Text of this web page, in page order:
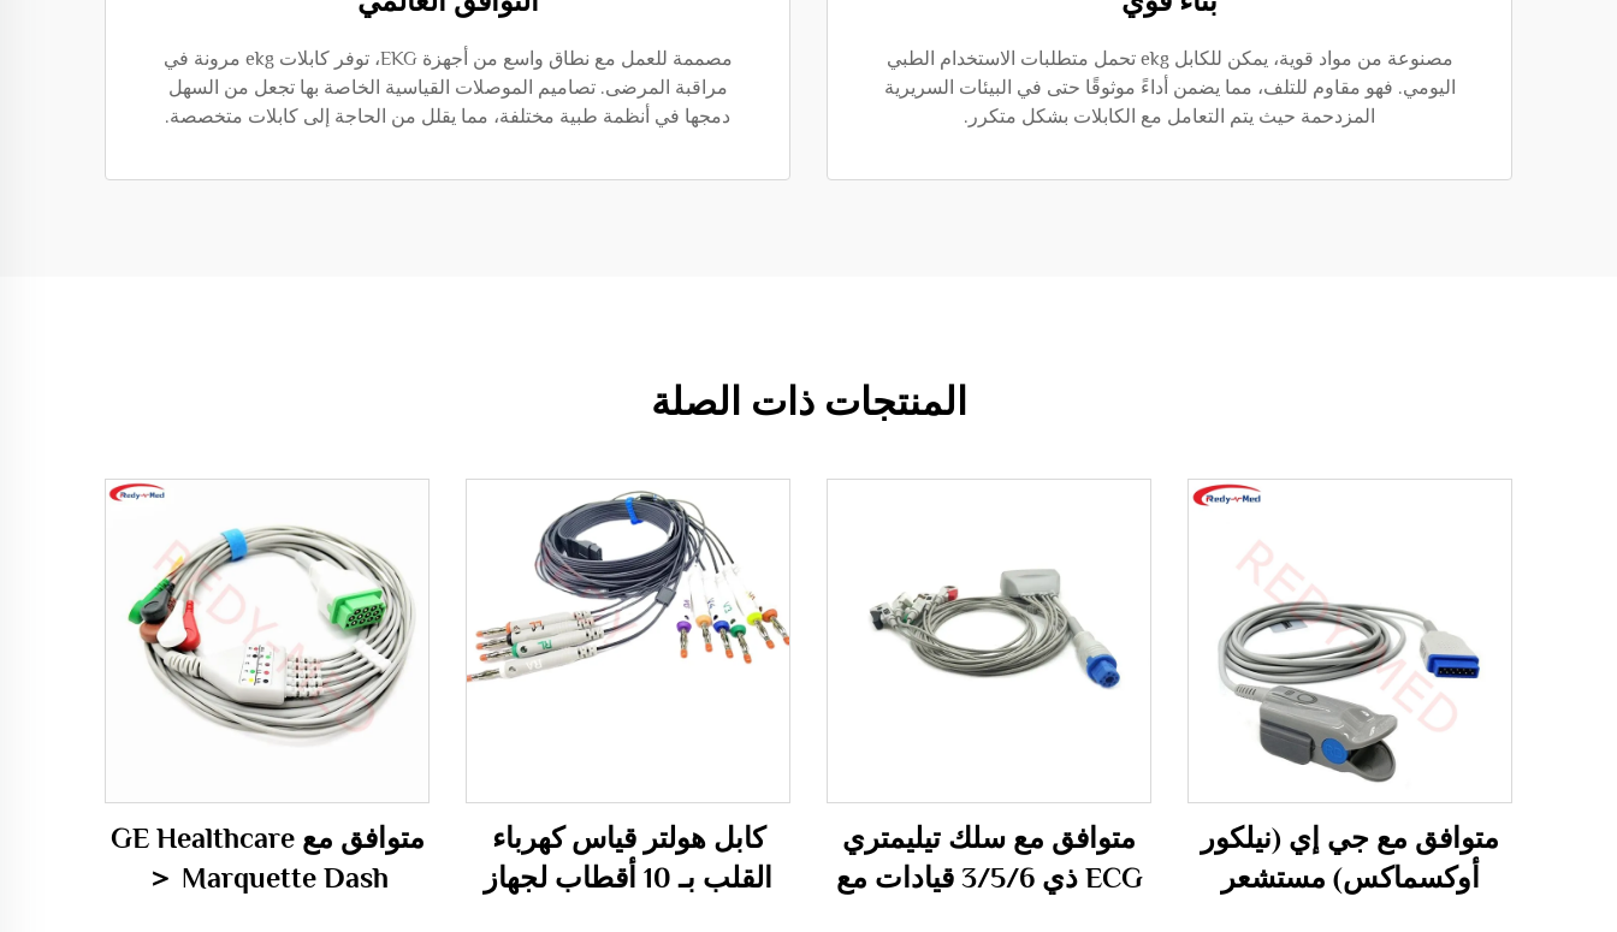
مصنوعة من مواد قوية، يمكن للكابل ekg تحمل متطلبات الاستخدام الطبي
اليومي. فهو مقاوم للتلف، مما يضمن أداءً موثوقًا حتى في البيئات السريرية
المزدحمة حيث يتم التعامل مع الكابلات بشكل متكرر.
مصممة للعمل مع نطاق واسع من أجهزة EKG، توفر كابلات ekg مرونة في
مراقبة المرضى. تصاميم الموصلات القياسية الخاصة بها تجعل من السهل
دمجها في أنظمة طبية مختلفة، مما يقلل من الحاجة إلى كابلات متخصصة.
المنتجات ذات الصلة
متوافق مع جي إي (نيلكور
أوكسماكس) مستشعر
متوافق مع سلك تيليمتري
ECG ذي 3/5/6 قيادات مع
كابل هولتر قياس كهرباء
القلب بـ 10 أقطاب لجهاز
متوافق مع GE Healthcare
＞ Marquette Dash